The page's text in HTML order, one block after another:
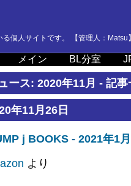
個人サイトです。 【管理人：Matsu
メイン BL分室
ース: 2020年11月 - 記事
年11月26日
j BOOKS - 2021年1
より